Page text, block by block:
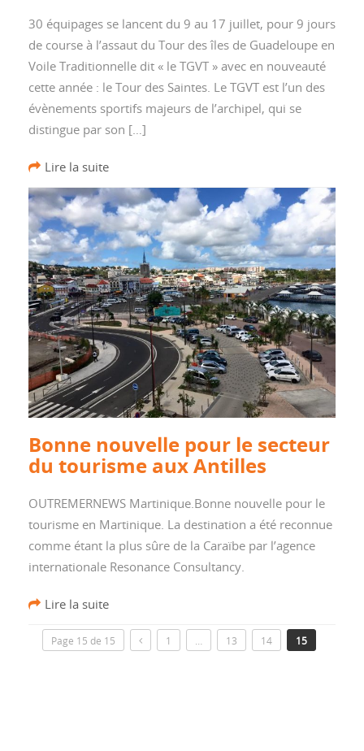
30 équipages se lancent du 9 au 17 juillet, pour 9 jours
de course à l’assaut du Tour des îles de Guadeloupe en
Voile Traditionnelle dit « le TGVT » avec en nouveauté
cette année : le Tour des Saintes. Le TGVT est l’un des
évènements sportifs majeurs de l’archipel, qui se
distingue par son […]
Lire la suite
Bonne nouvelle pour le secteur
du tourisme aux Antilles
OUTREMERNEWS Martinique.Bonne nouvelle pour le
tourisme en Martinique. La destination a été reconnue
comme étant la plus sûre de la Caraïbe par l’agence
internationale Resonance Consultancy.
Lire la suite
Page 15 de 15 1 … 13 14 15